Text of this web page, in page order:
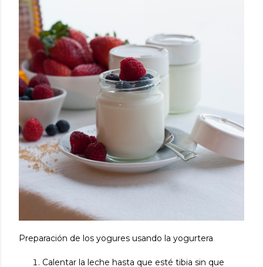
Preparación de los yogures usando la yogurtera
Calentar la leche hasta que esté tibia sin que